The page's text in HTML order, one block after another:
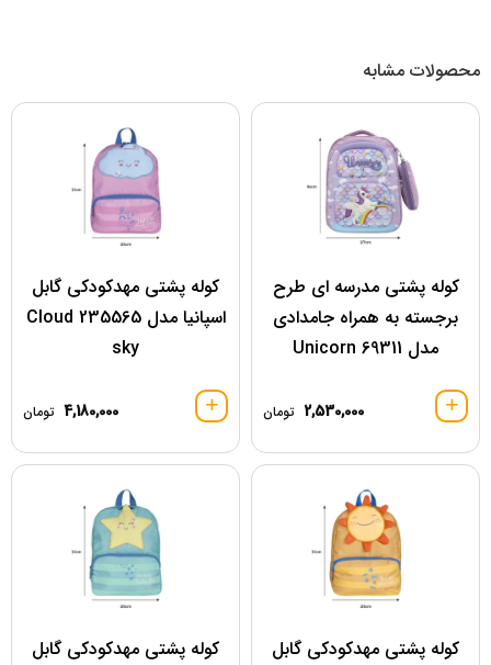
محصولات مشابه
کوله پشتی مدرسه ای طرح
برجسته به همراه جامدادی
مدل 69311 Unicorn
2,530,000 تومان
کوله پشتی مهدکودکی گابل
اسپانیا مدل 235565 Cloud
sky
4,180,000 تومان
کوله پشتی مهدکودکی گابل
کوله پشتی مهدکودکی گابل